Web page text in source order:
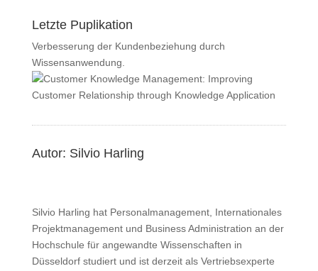
Letzte Puplikation
Verbesserung der Kundenbeziehung durch
Wissensanwendung.
Autor: Silvio Harling
Silvio Harling hat Personalmanagement, Internationales
Projektmanagement und Business Administration an der
Hochschule für angewandte Wissenschaften in
Düsseldorf studiert und ist derzeit als Vertriebsexperte